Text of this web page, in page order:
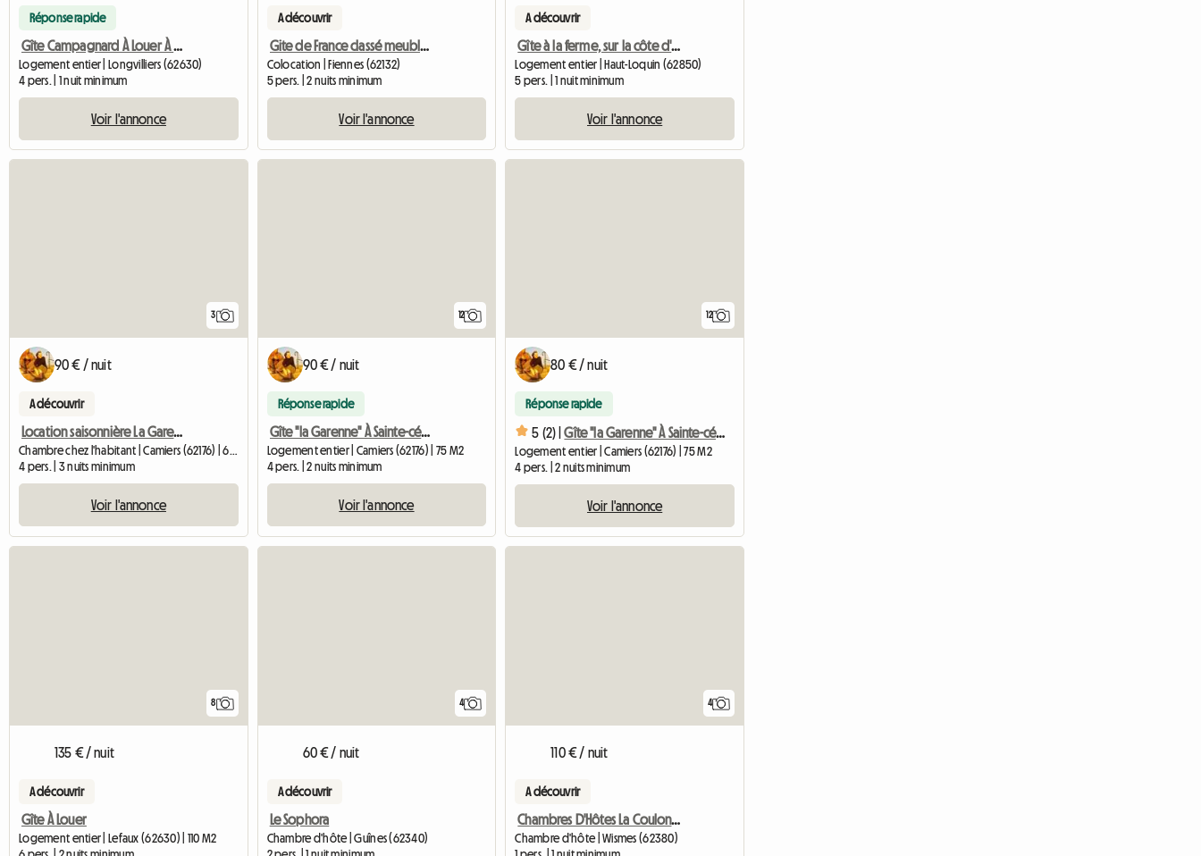
Réponse rapide
Gîte Campagnard À Louer À Longvilliers
Logement entier | Longvilliers (62630)
4 pers. | 1 nuit minimum
Voir l'annonce
A découvrir
Gite de France classé meuble de tourisme
Colocation | Fiennes (62132)
5 pers. | 2 nuits minimum
Voir l'annonce
A découvrir
Gîte à la ferme, sur la côte d'Or
Logement entier | Haut-Loquin (62850)
5 pers. | 1 nuit minimum
Voir l'annonce
3
90 € / nuit
A découvrir
Location saisonnière La Garenne
Chambre chez l'habitant | Camiers (62176) | 60 M2
4 pers. | 3 nuits minimum
Voir l'annonce
12
90 € / nuit
Réponse rapide
Gîte "la Garenne" À Sainte-cécile Plage
Logement entier | Camiers (62176) | 75 M2
4 pers. | 2 nuits minimum
Voir l'annonce
12
80 € / nuit
Réponse rapide
5 (2) | Gîte "la Garenne" À Sainte-cécile Plage
Logement entier | Camiers (62176) | 75 M2
4 pers. | 2 nuits minimum
Voir l'annonce
8
135 € / nuit
A découvrir
Gîte À Louer
Logement entier | Lefaux (62630) | 110 M2
4
60 € / nuit
A découvrir
Le Sophora
Chambre d'hôte | Guînes (62340)
4
110 € / nuit
A découvrir
Chambres D'Hôtes La Coulonnière
Chambre d'hôte | Wismes (62380)